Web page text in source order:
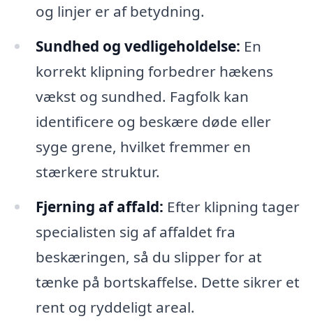
og linjer er af betydning.
Sundhed og vedligeholdelse: En
korrekt klipning forbedrer hækens
vækst og sundhed. Fagfolk kan
identificere og beskære døde eller
syge grene, hvilket fremmer en
stærkere struktur.
Fjerning af affald: Efter klipning tager
specialisten sig af affaldet fra
beskæringen, så du slipper for at
tænke på bortskaffelse. Dette sikrer et
rent og ryddeligt areal.